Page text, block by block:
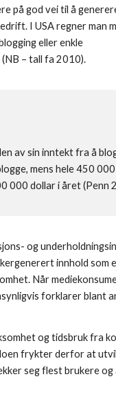
på god vei til å
I USA regner man
eller enkle
– tall fa 2010).
av sin inntekt fra å
mens hele 450
000 dollar i året (Penn
og
innhold
Når
forklarer blant
og tidsbruk fra
frykter derfor at
seg flest brukere